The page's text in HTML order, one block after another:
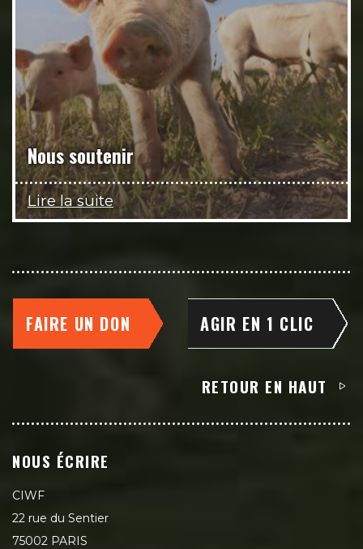
Nous soutenir
Lire la suite
FAIRE UN DON AGIR EN 1 CLIC
RETOUR EN HAUT
NOUS ÉCRIRE
CIWF
22 rue du Sentier
75002 PARIS